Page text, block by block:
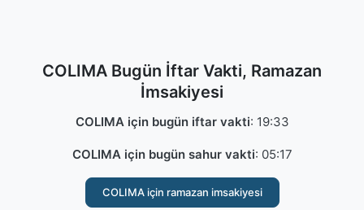
COLIMA Bugün İftar Vakti, Ramazan
İmsakiyesi
COLIMA için bugün iftar vakti: 19:33
COLIMA için bugün sahur vakti: 05:17
COLIMA için ramazan imsakiyesi